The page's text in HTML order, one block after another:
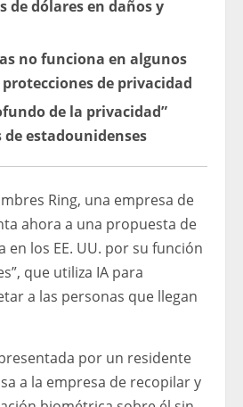
de dólares en daños y
no funciona en algunos
de privacidad
de la privacidad”
estadounidenses
Ring, una empresa de
ahora a una propuesta de
en los EE. UU. por su función
que utiliza IA para
a las personas que llegan
por un residente
a la empresa de recopilar y